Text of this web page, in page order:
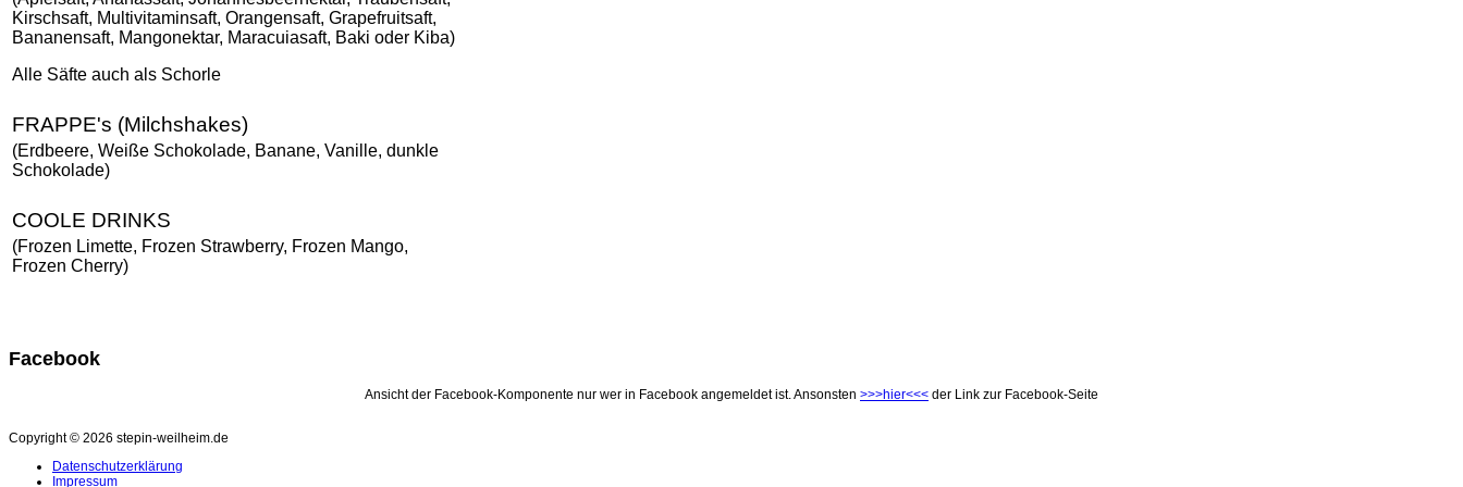
Kirschsaft, Multivitaminsaft, Orangensaft, Grapefruitsaft,
Bananensaft, Mangonektar, Maracuiasaft, Baki oder Kiba)
Alle Säfte auch als Schorle
FRAPPE's (Milchshakes)
(Erdbeere, Weiße Schokolade, Banane, Vanille, dunkle
Schokolade)
COOLE DRINKS
(Frozen Limette, Frozen Strawberry, Frozen Mango,
Frozen Cherry)
Facebook
Ansicht der Facebook-Komponente nur wer in Facebook angemeldet ist. Ansonsten >>>hier<<< der Link zur Facebook-Seite
Copyright © 2026 stepin-weilheim.de
Datenschutzerklärung
Impressum